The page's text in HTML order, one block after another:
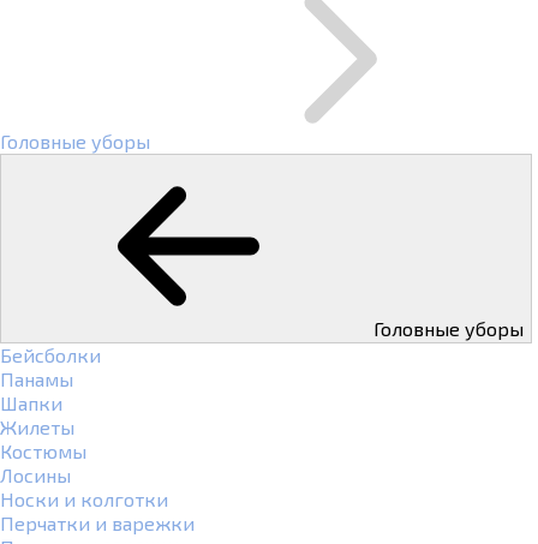
Головные уборы
Головные уборы
Бейсболки
Панамы
Шапки
Жилеты
Костюмы
Лосины
Носки и колготки
Перчатки и варежки